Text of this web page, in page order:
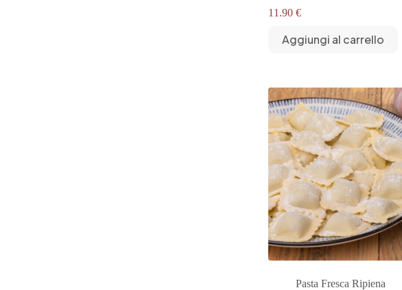
11.90 €
Aggiungi al carrello
Pasta Fresca Ripiena